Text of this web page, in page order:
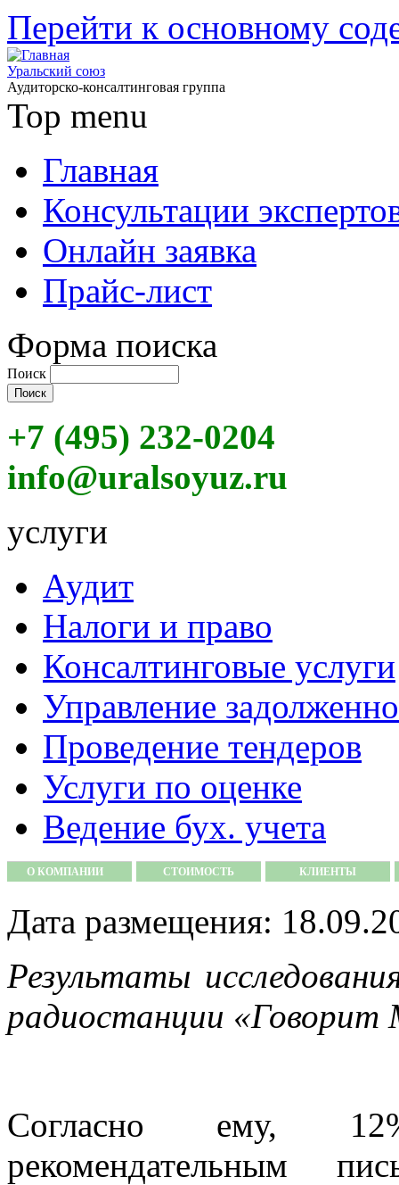
Перейти к основному
Уральский союз
Аудиторско-консалтинговая группа
Top menu
Главная
Консультации
Онлайн заявка
Прайс-лист
Форма поиска
Поиск
+7 (495) 232-0204
info@uralsoyuz.ru
услуги
Аудит
Налоги и право
Консалтинговые услуги
Управление
Проведение тендеров
Услуги по оценке
Ведение бух. учета
О КОМПАНИИ СТОИМОСТЬ КЛИЕНТЫ
Дата размещения:
Результаты
радиостанции «Говорит
Согласно ему,
рекомендательным